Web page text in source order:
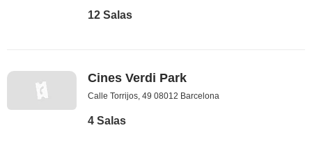
12 Salas
Cines Verdi Park
Calle Torrijos, 49 08012 Barcelona
4 Salas